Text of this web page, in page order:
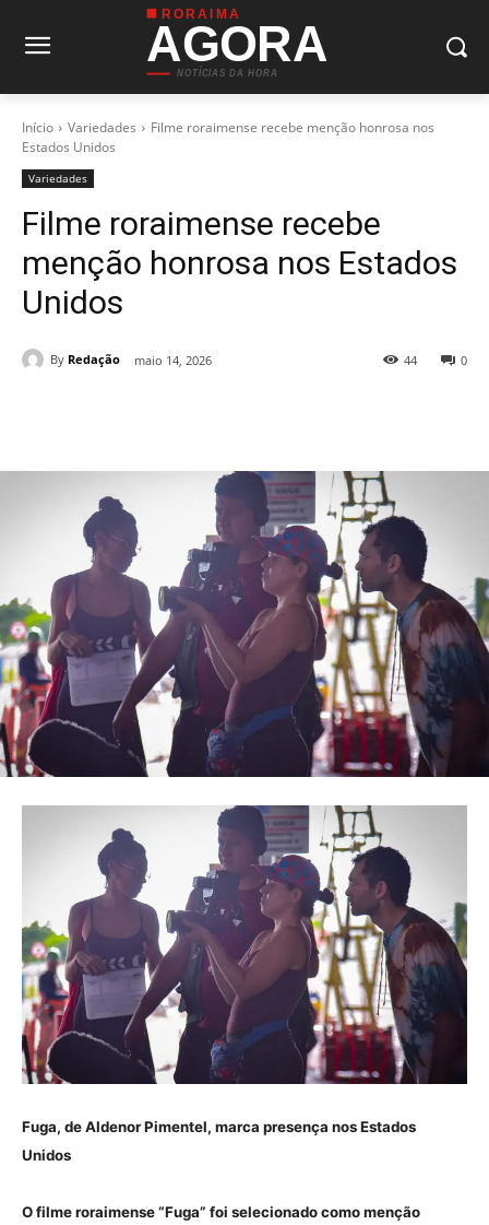
RORAIMA
AGORA
NOTÍCIAS DA HORA
Início Variedades
Filme roraimense recebe menção honrosa nos
Estados Unidos
Variedades
Filme roraimense recebe
menção honrosa nos Estados
Unidos
By Redação maio 14, 2026 0
44
Fuga, de Aldenor Pimentel, marca presença nos Estados
Unidos
O filme roraimense “Fuga” foi selecionado como menção